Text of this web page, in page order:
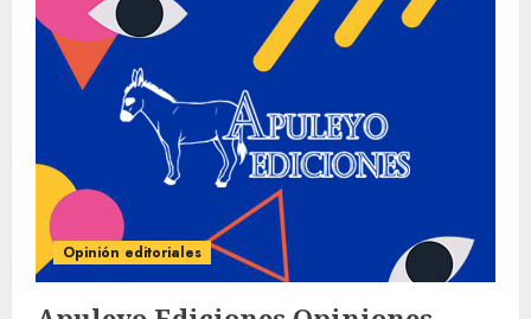
Opinión editoriales